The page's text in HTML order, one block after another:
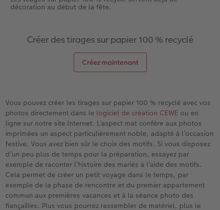
décoration au début de la fête.
Créer des tirages sur papier 100 % recyclé
Créez maintenant
Vous pouvez créer les tirages sur papier 100 % recyclé avec vos
photos directement dans le logiciel de création CEWE ou en
ligne sur notre site Internet. L’aspect mat confère aux photos
imprimées un aspect particulièrement noble, adapté à l’occasion
festive. Vous avez bien sûr le choix des motifs. Si vous disposez
d’un peu plus de temps pour la préparation, essayez par
exemple de raconter l’histoire des mariés à l’aide des motifs.
Cela permet de créer un petit voyage dans le temps, par
exemple de la phase de rencontre et du premier appartement
commun aux premières vacances et à la séance photo des
fiançailles. Plus vous pourrez rassembler de matériel, plus le